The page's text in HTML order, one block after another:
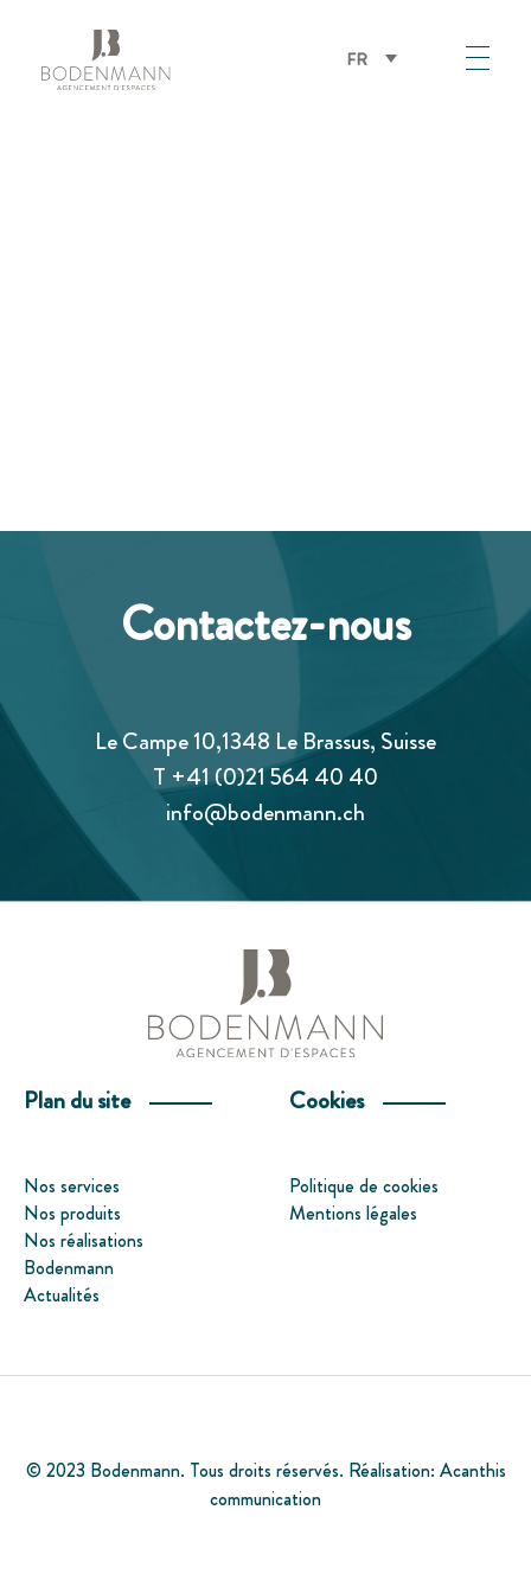
FR
Contactez-nous
Le Campe 10,1348 Le Brassus, Suisse
T +41 (0)21 564 40 40
info@bodenmann.ch
Plan du site
Nos services
Nos produits
Nos réalisations
Bodenmann
Actualités
Cookies
Politique de cookies
Mentions légales
© 2023 Bodenmann. Tous droits réservés. Réalisation: Acanthis
communication